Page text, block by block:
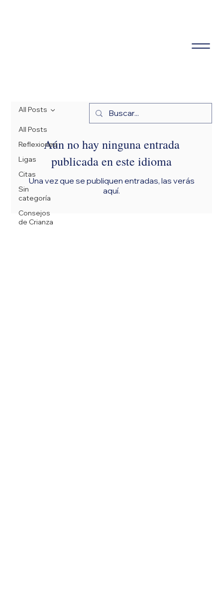
All Posts
Reflexiones
Ligas
Citas
Sin
categoría
Consejos
de Crianza
All Posts
Aún no hay ninguna entrada
publicada en este idioma
Una vez que se publiquen entradas, las verás
aquí.